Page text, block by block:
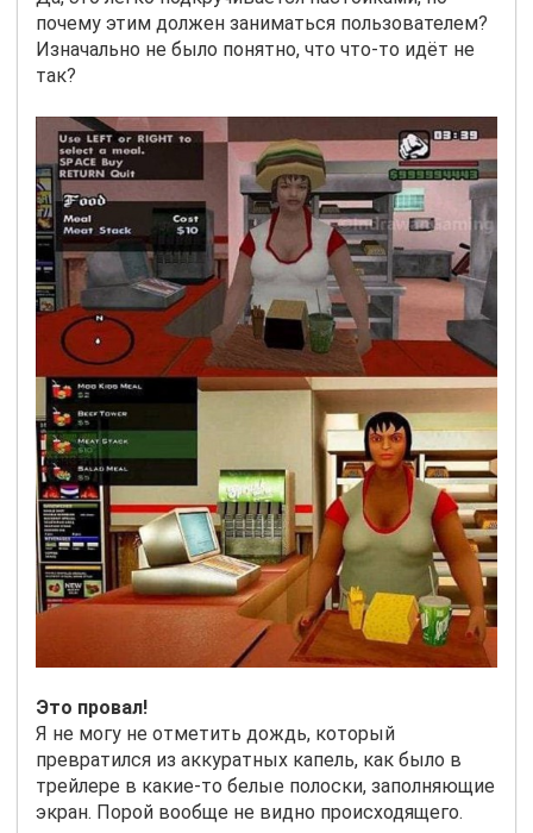
почему этим должен заниматься пользователем?
Изначально не было понятно, что что-то идёт не
так?
Это провал!
Я не могу не отметить дождь, который
превратился из аккуратных капель, как было в
трейлере в какие-то белые полоски, заполняющие
экран. Порой вообще не видно происходящего.